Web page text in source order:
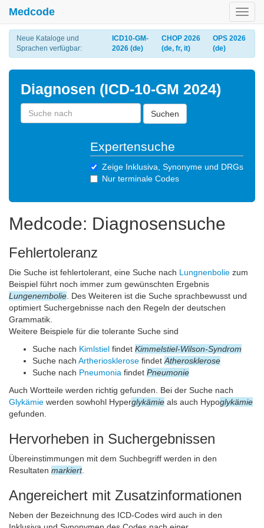
Medcode
Neue Kataloge und
Sprachen verfügbar:
ICD10-GM-
2026 (de)
CHOP 2026
(de, fr, it)
OPS 2026
(de)
Diagnosen (ICD-10-GM 2024)
Suchen
Expertensuche
Zeige Inklusiva, Synonyme und DRGs
Nur terminale Codes
Medcode: Diagnosensuche
Fehlertoleranz
Die Suche ist fehlertolerant, eine Suche nach Lungnenbolie zum
Beispiel führt noch immer zum gewünschten Ergebnis
Lungenembolie . Des Weiteren ist die Suche sprachbewusst und
optimiert Suchergebnisse nach den Regeln der deutschen
Grammatik.
Weitere Beispiele für die tolerante Suche sind
Suche nach Kimlstiel findet Kimmelstiel-Wilson-Syndrom
Suche nach Artheriosklerose findet Atherosklerose
Suche nach Pneumonia findet Pneumonie
Auch Wortteile werden richtig gefunden. Bei der Suche nach
Glykämie werden sowhohl Hyperglykämie als auch Hypoglykämie
gefunden.
Hervorheben in Suchergebnissen
Übereinstimmungen mit dem Suchbegriff werden in den
Resultaten markiert.
Angereichert mit Zusatzinformationen
Neben der Bezeichnung des ICD-Codes wird auch in den